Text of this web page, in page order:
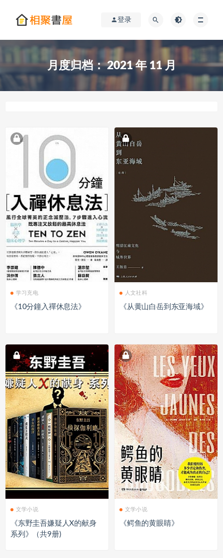
登录
月度归档：2021 年 11 月
学习充电
《10分鐘入禪休息法》
人文社科
《从黄山白岳到东亚海域》
文学小说
《东野圭吾嫌疑人X的献身
系列》（共9册)
文学小说
《鳄鱼的黄眼睛》